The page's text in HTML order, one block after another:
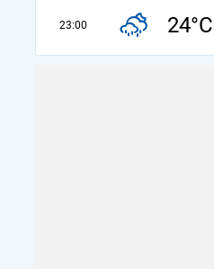
23:00 24°C